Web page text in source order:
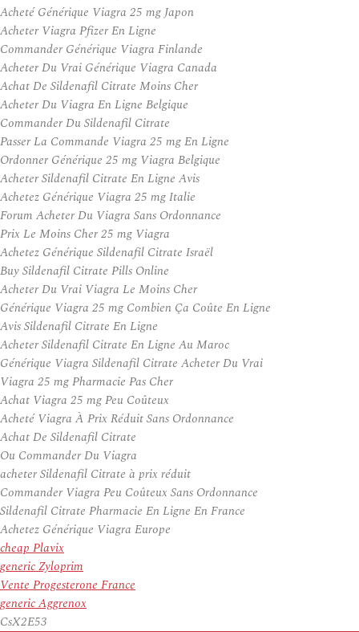
Acheté Générique Viagra 25 mg Japon
Acheter Viagra Pfizer En Ligne
Commander Générique Viagra Finlande
Acheter Du Vrai Générique Viagra Canada
Achat De Sildenafil Citrate Moins Cher
Acheter Du Viagra En Ligne Belgique
Commander Du Sildenafil Citrate
Passer La Commande Viagra 25 mg En Ligne
Ordonner Générique 25 mg Viagra Belgique
Acheter Sildenafil Citrate En Ligne Avis
Achetez Générique Viagra 25 mg Italie
Forum Acheter Du Viagra Sans Ordonnance
Prix Le Moins Cher 25 mg Viagra
Achetez Générique Sildenafil Citrate Israël
Buy Sildenafil Citrate Pills Online
Acheter Du Vrai Viagra Le Moins Cher
Générique Viagra 25 mg Combien Ça Coûte En Ligne
Avis Sildenafil Citrate En Ligne
Acheter Sildenafil Citrate En Ligne Au Maroc
Générique Viagra Sildenafil Citrate Acheter Du Vrai
Viagra 25 mg Pharmacie Pas Cher
Achat Viagra 25 mg Peu Coûteux
Acheté Viagra À Prix Réduit Sans Ordonnance
Achat De Sildenafil Citrate
Ou Commander Du Viagra
acheter Sildenafil Citrate à prix réduit
Commander Viagra Peu Coûteux Sans Ordonnance
Sildenafil Citrate Pharmacie En Ligne En France
Achetez Générique Viagra Europe
cheap Plavix
generic Zyloprim
Vente Progesterone France
generic Aggrenox
CsX2E53